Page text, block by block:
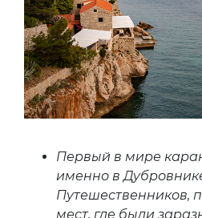
Первый в мире
именно в
Путешественников,
мест, где были